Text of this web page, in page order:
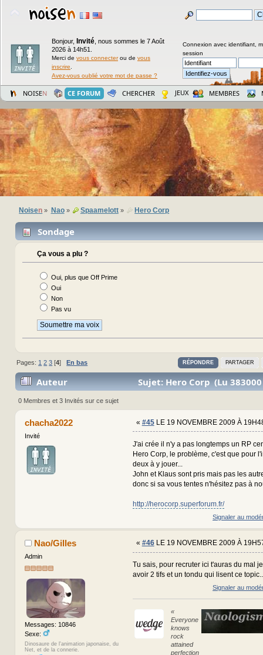
Bonjour, Invité nous sommes le 7 Août
2026 à 14h51.
Merci de vous connecterou de vous
inscrire
Avez-vous oublié votre mot de passe ?
Connexion avec identifiant,
session
NOISEN CE FORUM CHERCHER JEUX MEMBRES
Noisen » Nao» Spaamelott» Hero Corp
Sondage
Ça vous a plu ?
Oui, plus que Off Prime
Oui
Non
Pas vu
RÉPONDRE PARTAGER
Pages: 1 2 3 [4]En bas
Auteur Sujet: Hero Corp (Lu
0 Membres et 3 Invités sur ce sujet
chacha2022
Invité
« #45LE 19 NOVEMBRE 2009 À
J'ai crée il n'y a pas longtemps un RP
Hero Corp, le problème, c'est que pour
deux à y jouer...
John et Klaus sont pris mais pas les
donc si sa vous tentes n'hésitez pas à
http://herocorp.superforum.fr/
Signaler au
Nao/Gilles
Admin
Messages: 10846
Sexe:
Dinosaure de l'animation japonaise, du
Net, et de la connerie.
« #46LE 19 NOVEMBRE 2009 À
Tu sais, pour recruter ici t'auras du mal
avoir 2 tifs et un tondu qui lisent ce
Signaler au
«
Everyone
knows
rock
attained
perfection